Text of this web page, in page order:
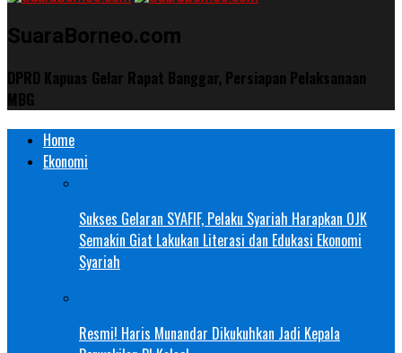
SuaraBorneo.com
DPRD Kapuas Gelar Rapat Banggar, Persiapan Pelaksanaan
MBG
Home
Ekonomi
Sukses Gelaran SYAFIF, Pelaku Syariah Harapkan OJK
Semakin Giat Lakukan Literasi dan Edukasi Ekonomi
Syariah
Resmi! Haris Munandar Dikukuhkan Jadi Kepala